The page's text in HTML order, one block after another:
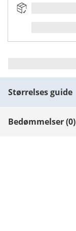
Størrelses guide
Bedømmelser (0)